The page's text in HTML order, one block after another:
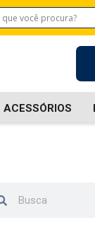
ACESSÓRIOS